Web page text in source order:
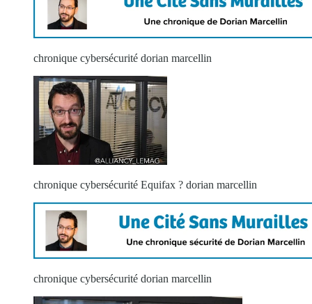
chronique cybersécurité dorian marcellin
chronique cybersécurité Equifax ? dorian marcellin
chronique cybersécurité dorian marcellin